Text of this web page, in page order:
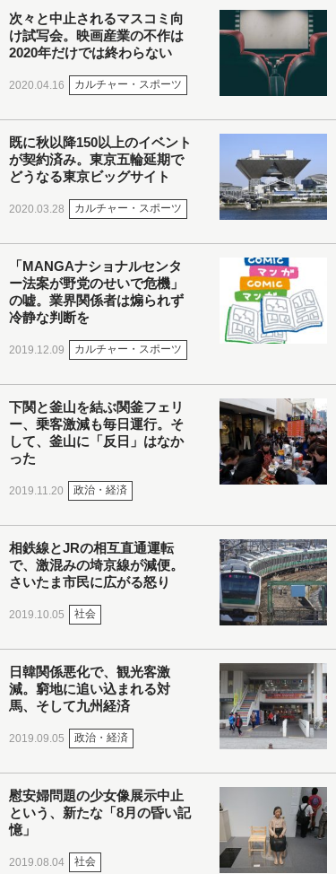
次々と中止されるマスコミ向
け試写会。映画産業の不作は
2020年だけでは終わらない
2020.04.16 カルチャー・スポーツ
既に秋以降150以上のイベント
が契約済み。東京五輪延期で
どうなる東京ビッグサイト
2020.03.28 カルチャー・スポーツ
「MANGAナショナルセンタ
ー法案が野党のせいで危機」
の嘘。業界関係者は煽られず
冷静な判断を
2019.12.09 カルチャー・スポーツ
下関と釜山を結ぶ関釜フェリ
ー、乗客激減も毎日運行。そ
して、釜山に「反日」はなか
った
2019.11.20 政治・経済
相鉄線とJRの相互直通運転
で、激混みの埼京線が減便。
さいたま市民に広がる怒り
2019.10.05 社会
日韓関係悪化で、観光客激
減。窮地に追い込まれる対
馬、そして九州経済
2019.09.05 政治・経済
慰安婦問題の少女像展示中止
という、新たな「8月の昏い記
憶」
2019.08.04 社会